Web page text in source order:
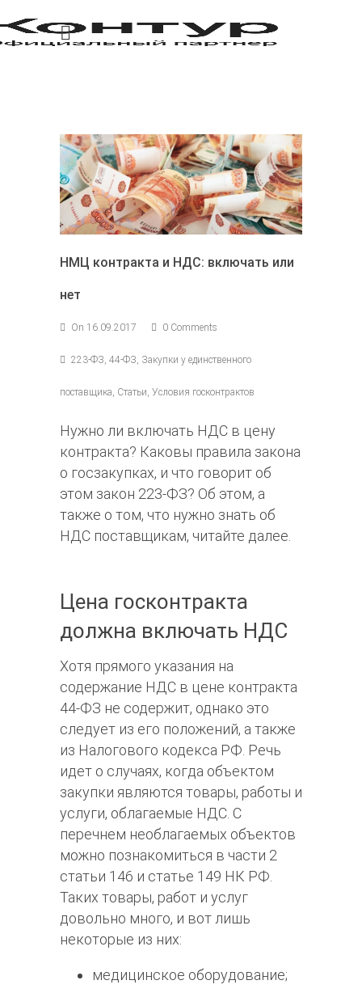
НМЦ контракта и НДС: включать или
нет
On 16.09.2017 0 Comments
223-ФЗ, 44-ФЗ, Закупки у единственного
поставщика, Статьи, Условия госконтрактов
Нужно ли включать НДС в цену
контракта? Каковы правила закона
о госзакупках, и что говорит об
этом закон 223-ФЗ? Об этом, а
также о том, что нужно знать об
НДС поставщикам, читайте далее.
Цена госконтракта
должна включать НДС
Хотя прямого указания на
содержание НДС в цене контракта
44-ФЗ не содержит, однако это
следует из его положений, а также
из Налогового кодекса РФ. Речь
идет о случаях, когда объектом
закупки являются товары, работы и
услуги, облагаемые НДС. С
перечнем необлагаемых объектов
можно познакомиться в части 2
статьи 146 и статье 149 НК РФ.
Таких товары, работ и услуг
довольно много, и вот лишь
некоторые из них:
медицинское оборудование;